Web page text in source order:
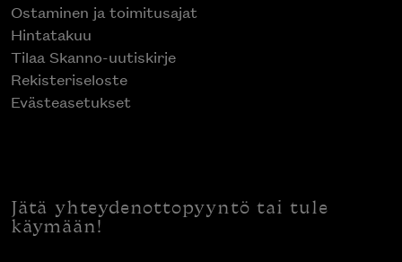
Ostaminen ja toimitusajat
Hintatakuu
Tilaa Skanno-uutiskirje
Rekisteriseloste
Evästeasetukset
Jätä yhteydenottopyyntö tai tule
käymään!